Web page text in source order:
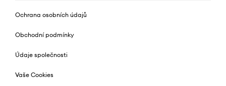
Ochrana osobních údajů
Obchodní podmínky
Údaje společnosti
Vaše Cookies